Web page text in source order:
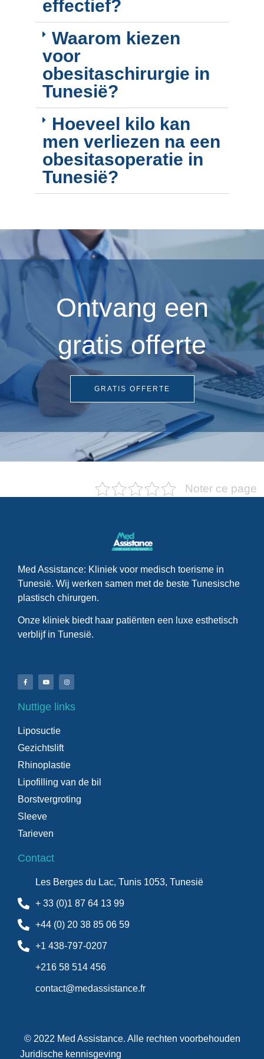
effectief?
Waarom kiezen
voor
obesitaschirurgie in
Tunesië?
Hoeveel kilo kan
men verliezen na een
obesitasoperatie in
Tunesië?
Ontvang een
gratis offerte
GRATIS OFFERTE
Noter ce page
Med Assistance: Kliniek voor medisch toerisme in
Tunesië. Wij werken samen met de beste Tunesische
plastisch chirurgen.
Onze kliniek biedt haar patiënten een luxe esthetisch
verblijf in Tunesië.
Nuttige links
Liposuctie
Gezichtslift
Rhinoplastie
Lipofilling van de bil
Borstvergroting
Sleeve
Tarieven
Contact
Les Berges du Lac, Tunis 1053, Tunesië
+ 33 (0)1 87 64 13 99
+44 (0) 20 38 85 06 59
+1 438-797-0207
+216 58 514 456
contact@medassistance.fr
© 2022 Med Assistance. Alle rechten voorbehouden
Juridische kennisgeving